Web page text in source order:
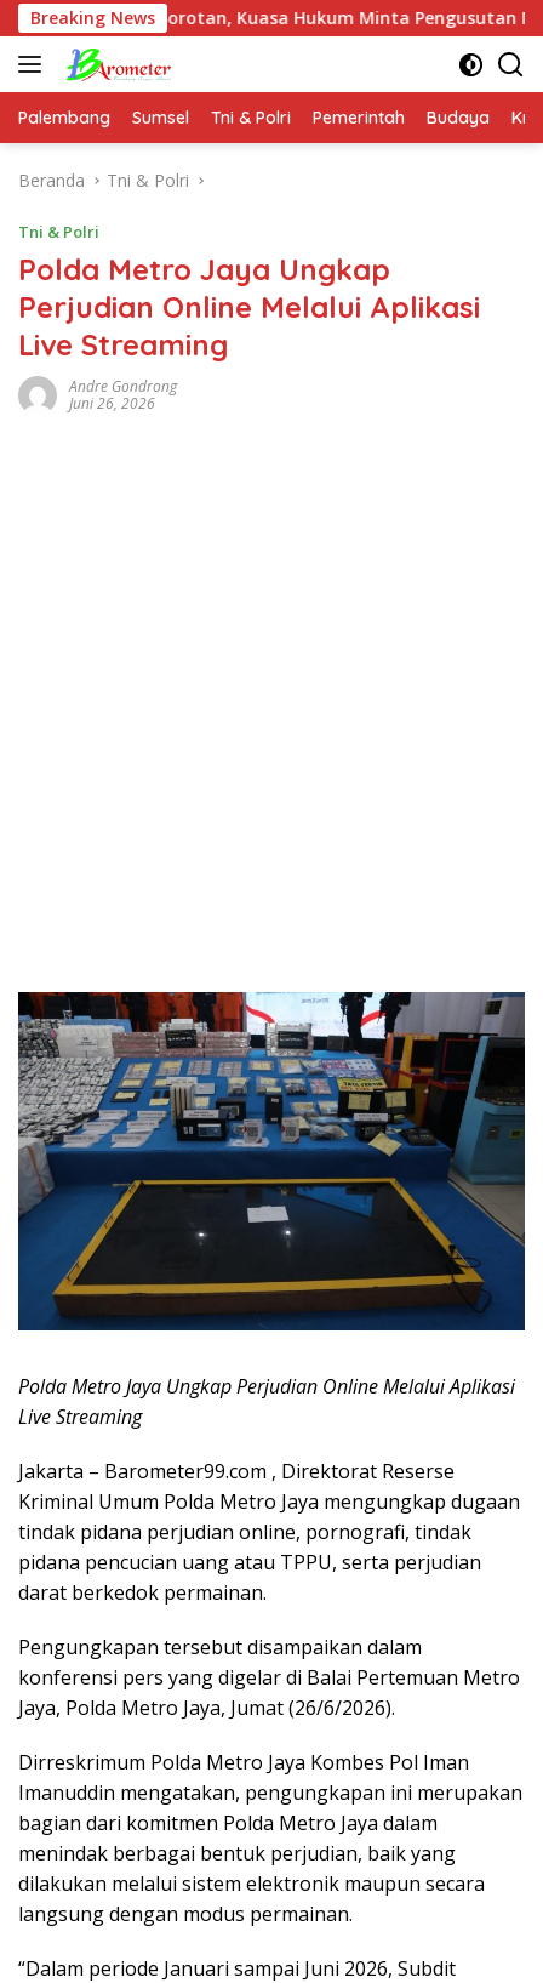
Langsung
ke
konten
Breaking News
Kuasa Hukum Minta Pengusutan Menyeluruh
Palembang Sumsel Tni & Polri Pemerintah Budaya
Beranda Tni & Polri
Tni & Polri
Polda Metro Jaya Ungkap
Perjudian Online Melalui Aplikasi
Live Streaming
Andre Gondrong
Juni 26, 2026
Polda Metro Jaya Ungkap Perjudian Online Melalui Aplikasi
Live Streaming
Jakarta – Barometer99.com , Direktorat Reserse
Kriminal Umum Polda Metro Jaya mengungkap dugaan
tindak pidana perjudian online, pornografi, tindak
pidana pencucian uang atau TPPU, serta perjudian
darat berkedok permainan.
Pengungkapan tersebut disampaikan dalam
konferensi pers yang digelar di Balai Pertemuan Metro
Jaya, Polda Metro Jaya, Jumat (26/6/2026).
Dirreskrimum Polda Metro Jaya Kombes Pol Iman
Imanuddin mengatakan, pengungkapan ini merupakan
bagian dari komitmen Polda Metro Jaya dalam
menindak berbagai bentuk perjudian, baik yang
dilakukan melalui sistem elektronik maupun secara
langsung dengan modus permainan.
“Dalam periode Januari sampai Juni 2026, Subdit